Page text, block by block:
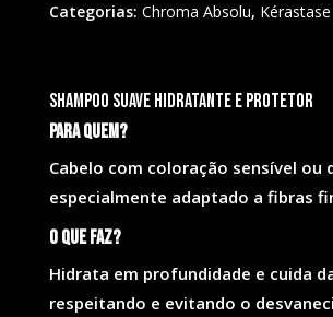
Categorias: Chroma Absolu, Kérastase
Shampoo suave hidratante e protetor
Para quem?
Cabelo com coloração sensível ou
especialmente adaptado a fibras
O que faz?
Hidrata em profundidade e cuida
respeitando e evitando o